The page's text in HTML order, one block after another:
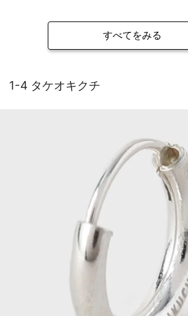
すべてをみる
1-4 タケオキクチ